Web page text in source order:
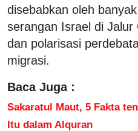
disebabkan oleh
serangan Israel di
dan polarisasi
migrasi.
Baca Juga :
Sakaratul Maut, 5 Fakta
Itu dalam Alquran